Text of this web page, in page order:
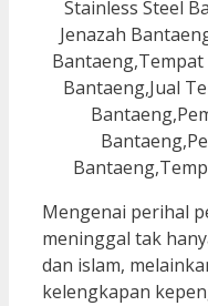
Mengenai perihal
meninggal tak
dan islam,
kelengkapan